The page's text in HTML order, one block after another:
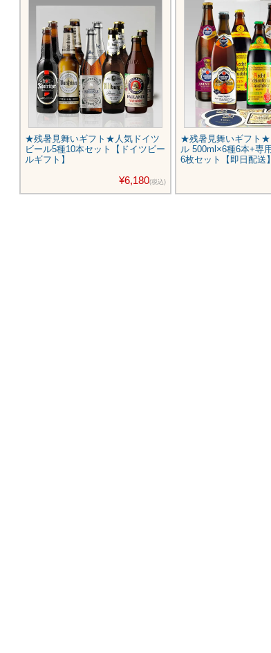
★残暑見舞いギフト★人気ドイツ
ビール5種10本セット【ドイツビー
ルギフト】
¥6,180(税込)
★残暑見舞いギフト★
ル 500ml×6種6本+専
6枚セット【即日配送】